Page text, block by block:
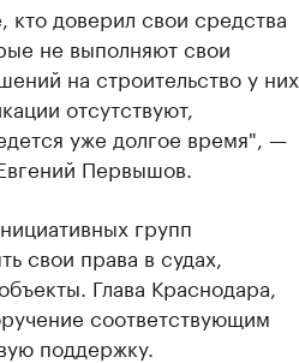
доверил свои средства
не выполняют свои
на строительство у них
отсутствуют,
уже долгое время", —
Первышов.
групп
свои права в судах,
Глава Краснодара,
соответствующим
поддержку.